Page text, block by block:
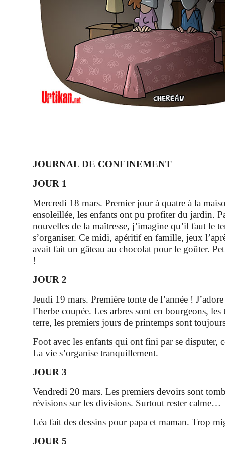
JOURNAL DE CONFINEMENT
JOUR 1
Mercredi 18 mars. Premier jour à quatre à la
ensoleillée, les enfants ont pu profiter du jardin.
nouvelles de la maîtresse, j’imagine qu’il faut le
s’organiser. Ce midi, apéritif en famille, jeux
avait fait un gâteau au chocolat pour le goûter.
!
JOUR 2
Jeudi 19 mars. Première tonte de l’année !
l’herbe coupée. Les arbres sont en bourgeons,
terre, les premiers jours de printemps sont
Foot avec les enfants qui ont fini par se disputer,
La vie s’organise tranquillement.
JOUR 3
Vendredi 20 mars. Les premiers devoirs sont
révisions sur les divisions. Surtout rester calme…
Léa fait des dessins pour papa et maman. Trop
JOUR 5